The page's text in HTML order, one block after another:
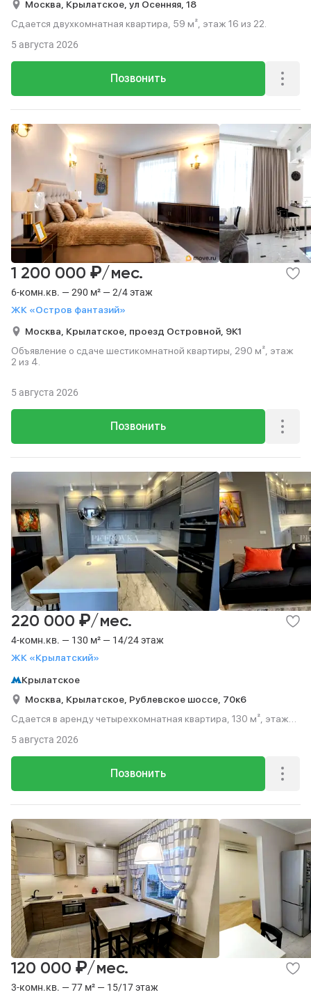
Москва, Крылатское, ул Осенняя, 18
Сдается двухкомнатная квартира, 59 м², этаж 16 из 22.
Позвонить
5 августа 2026
6-комн.кв. — 290 м² — 2/4 этаж
ЖК «Остров фантазий»
1 200 000 ₽/мес.
Москва, Крылатское, проезд Островной, 9К1
Объявление о сдаче шестикомнатной квартиры, 290 м², этаж
2 из 4.
Позвонить
5 августа 2026
4-комн.кв. — 130 м² — 14/24 этаж
ЖК «Крылатский»
220 000 ₽/мес.
Крылатское
Москва, Крылатское, Рублевское шоссе, 70к6
Сдается в аренду четырехкомнатная квартира, 130 м², этаж
Позвонить
5 августа 2026
3-комн.кв. — 77 м² — 15/17 этаж
120 000 ₽/мес.